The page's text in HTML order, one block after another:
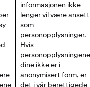
informasjonen ikke
lenger vil være ansett
som
personopplysninger.
Hvis
personopplysningene
dine ikke er i
anonymisert form, er
det i vår berettigede